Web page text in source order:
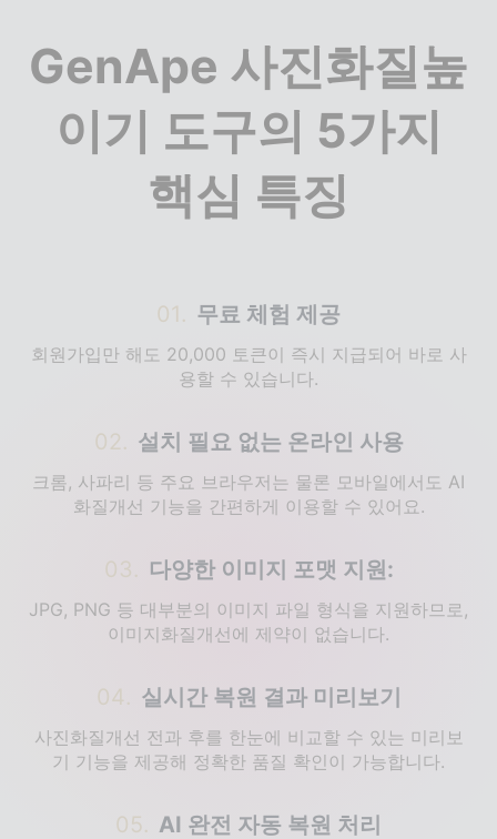
GenApe 사진화질높
이기 도구의 5가지
핵심 특징
01 . 무료 체험 제공
회원가입만 해도 20,000 토큰이 즉시 지급되어 바로 사
용할 수 있습니다.
02. 설치 필요 없는 온라인 사용
크롬, 사파리 등 주요 브라우저는 물론 모바일에서도 AI
화질개선 기능을 간편하게 이용할 수 있어요.
03. 다양한 이미지 포맷 지원:
JPG, PNG 등 대부분의 이미지 파일 형식을 지원하므로,
이미지화질개선에 제약이 없습니다.
04. 실시간 복원 결과 미리보기
사진화질개선 전과 후를 한눈에 비교할 수 있는 미리보
기 기능을 제공해 정확한 품질 확인이 가능합니다.
05. AI 완전 자동 복원 처리